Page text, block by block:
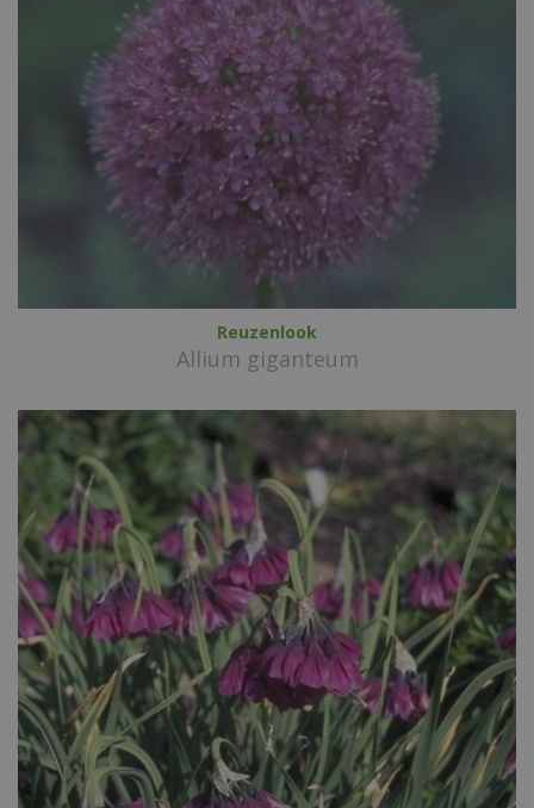
Reuzenlook
Allium giganteum